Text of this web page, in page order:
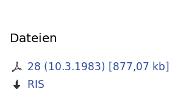
Dateien
28 (10.3.1983) [877,07 kb]
RIS